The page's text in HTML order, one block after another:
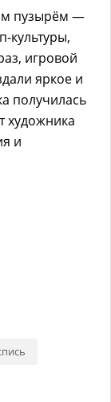
пузырём —
культуры,
игровой
яркое и
получилась
художника
и